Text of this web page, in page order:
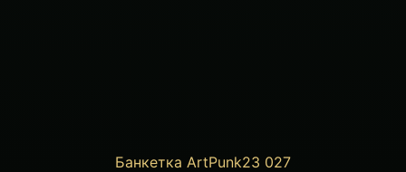
Банкетка ArtPunk23 027